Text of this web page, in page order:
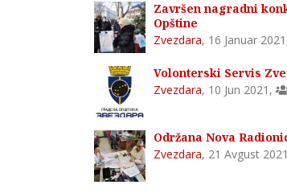
Završen nagradni
Opštine
Zvezdara, 16 Januar 2021
Volonterski Servis
Zvezdara, 10 Jun 2021 ,
Održana Nova
Zvezdara, 21 Avgust 2021